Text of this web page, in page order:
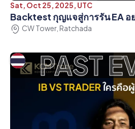
Sat, Oct 25, 2025, UTC
Backtest กุญแจสู่การรัน EA อ
CW Tower, Ratchada
PAST